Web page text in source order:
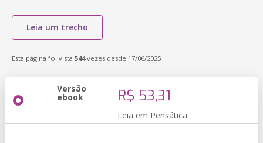
Leia um trecho
Esta página foi vista 544vezes desde 17/06/2025
Versão
ebook R$ 53,31
Leia em Pensática